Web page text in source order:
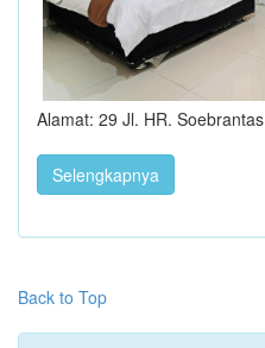
Alamat: 29 Jl. HR.
Selengkapnya
Back to Top